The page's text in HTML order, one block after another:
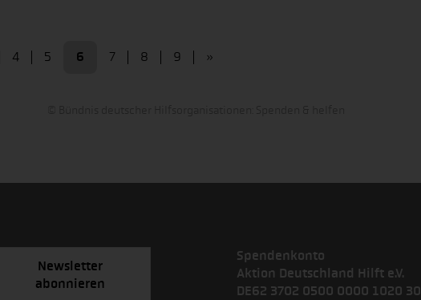
4 5 6 7 8 9 »
Newsletter
abonnieren
Spendenkonto
Aktion Deutschland Hilft e.V.
DE62 3702 0500 0000 1020 30